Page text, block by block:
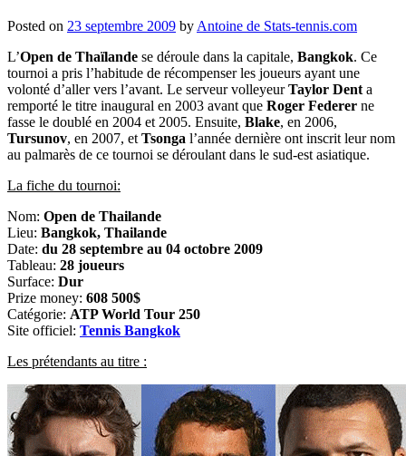
Posted on 23 septembre 2009 by Antoine de Stats-tennis.com
L’Open de Thaïlande se déroule dans la capitale, Bangkok. Ce
tournoi a pris l’habitude de récompenser les joueurs ayant une
volonté d’aller vers l’avant. Le serveur volleyeurTaylor Dent a
remporté le titre inaugural en 2003 avant que Roger Federer ne
fasse le doublé en 2004 et 2005. Ensuite, Blake, en 2006,
Tursunov, en 2007, et Tsonga l’année dernière ont inscrit leur nom
au palmarès de ce tournoi se déroulant dans le sud-est asiatique.
La fiche du tournoi:
Nom: Open de Thailande
Lieu: Bangkok, Thailande
Date: du 28 septembre au 04 octobre 2009
Tableau: 28 joueurs
Surface: Dur
Prize money: 608 500$
Catégorie: ATP World Tour 250
Site officiel: Tennis Bangkok
Les prétendants au titre :